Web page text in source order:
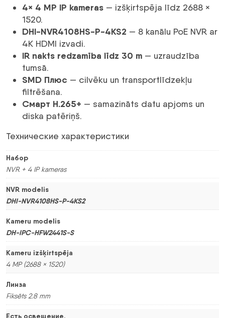
bullet
kameras)
4× 4 MP IP kameras — izšķirtspēja līdz 2688 ×
1520.
DHI-NVR4108HS-P-4KS2 — 8 kanālu PoE NVR ar
4K HDMI izvadi.
IR nakts redzamība līdz 30 m — uzraudzība
tumsā.
SMD Плюс — cilvēku un transportlīdzekļu
filtrēšana.
Смарт H.265+ — samazināts datu apjoms un
diska patēriņš.
Технические характеристики
Набор
NVR + 4 IP kameras
NVR modelis
DHI-NVR4108HS-P-4KS2
Kameru modelis
DH-IPC-HFW2441S-S
Kameru izšķirtspēja
4 MP (2688 × 1520)
Линза
Fiksēts 2.8 mm
Есть освещение.